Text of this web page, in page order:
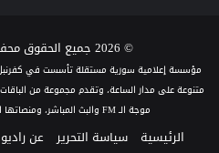
© 2026 جميع الحقوق محفوظة لفرش أون لاين
متنوعة على مدار الساعة، وتقدم مجموعة من الباقات
موجة الـ FM والبث المباشر، ومنصاتها المختلفة على السوشيال ميديا.
الرئيسية سياسة التحرير عن